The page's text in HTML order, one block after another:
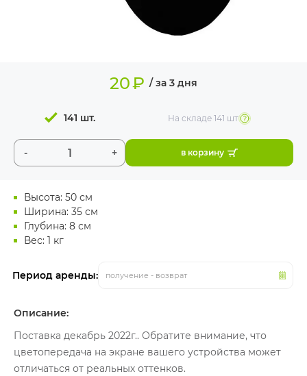
Высота: 50 см
Ширина: 35 см
Глубина: 8 см
Вес: 1 кг
Период аренды: получение - возврат
20₽ / за 3 дня
- +
141 шт. На складе141 шт
в корзину
Описание:
Поставка декабрь 2022г.. Обратите внимание, что
цветопередача на экране вашего устройства может
отличаться от реальных оттенков.